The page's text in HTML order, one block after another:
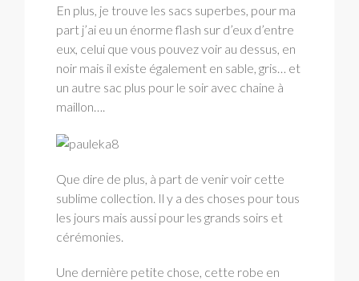
En plus, je trouve les sacs superbes, pour ma
part j’ai eu un énorme flash sur d’eux d’entre
eux, celui que vous pouvez voir au dessus, en
noir mais il existe également en sable, gris… et
un autre sac plus pour le soir avec chaine à
maillon….
Que dire de plus, à part de venir voir cette
sublime collection. Il y a des choses pour tous
les jours mais aussi pour les grands soirs et
cérémonies.
Une dernière petite chose, cette robe en